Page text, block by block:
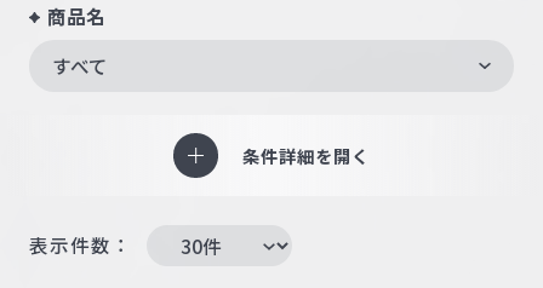
商品名
すべて
条件詳細を開く
表示件数：